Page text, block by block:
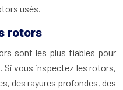
usés.
rotors
sont les plus fiables pour
Si vous inspectez les rotors,
des rayures profondes, des